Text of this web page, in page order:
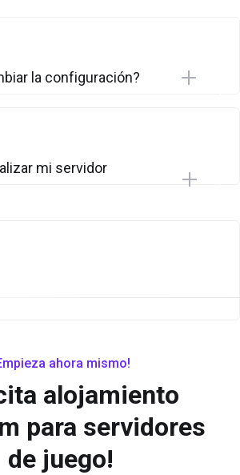
la configuración?
mi servidor
ahora mismo!
alojamiento
para servidores
de juego!